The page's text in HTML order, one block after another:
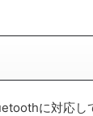
に対応し